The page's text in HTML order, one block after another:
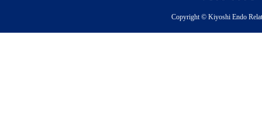
Copyright © Kiyoshi Endo